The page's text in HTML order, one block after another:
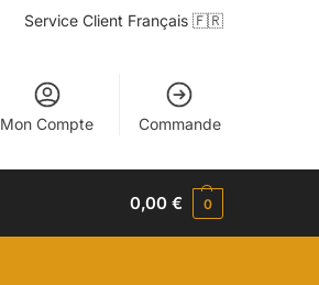
Service Client Français 🇫🇷
Mon Compte Commande
0,00€ 0